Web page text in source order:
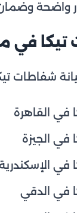
واضحة
تيكا في
شفاطات
في القاهرة
في الجيزة
في
في الدقي